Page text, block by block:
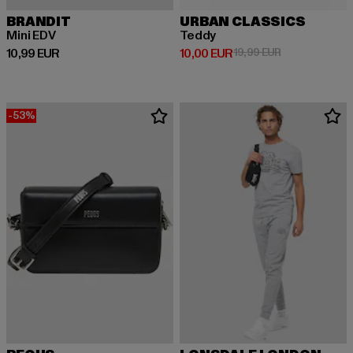
BRANDIT
Mini EDV
10,99 EUR
Derzeitiger Preis: 10,99 EUR
URBAN CLASSICS
Teddy
10,00 EUR
Derzeitiger Preis: 10,00 EUR
19,99 EURAktionspreis:
-53%